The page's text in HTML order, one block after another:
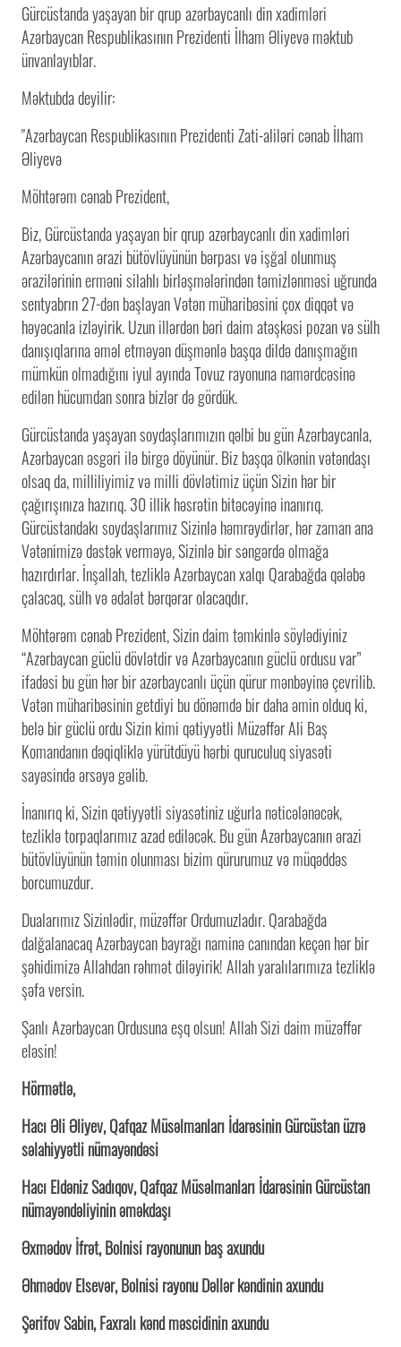
Gürcüstanda yaşayan bir qrup azərbaycanlı din xadimləri
Azərbaycan Respublikasının Prezidenti İlham Əliyevə məktub
ünvanlayıblar.
Məktubda deyilir:
"Azərbaycan Respublikasının Prezidenti Zati-aliləri cənab İlham
Əliyevə
Möhtərəm cənab Prezident,
Biz, Gürcüstanda yaşayan bir qrup azərbaycanlı din xadimləri
Azərbaycanın ərazi bütövlüyünün bərpası və işğal olunmuş
ərazilərinin erməni silahlı birləşmələrindən təmizlənməsi uğrunda
sentyabrın 27-dən başlayan Vətən müharibəsini çox diqqət və
həyəcanla izləyirik. Uzun illərdən bəri daim atəşkəsi pozan və sülh
danışıqlarına əməl etməyən düşmənlə başqa dildə danışmağın
mümkün olmadığını iyul ayında Tovuz rayonuna namərdcəsinə
edilən hücumdan sonra bizlər də gördük.
Gürcüstanda yaşayan soydaşlarımızın qəlbi bu gün Azərbaycanla,
Azərbaycan əsgəri ilə birgə döyünür. Biz başqa ölkənin vətəndaşı
olsaq da, milliliyimiz və milli dövlətimiz üçün Sizin hər bir
çağırışınıza hazırıq. 30 illik həsrətin bitəcəyinə inanırıq.
Gürcüstandakı soydaşlarımız Sizinlə həmrəydirlər, hər zaman ana
Vətənimizə dəstək verməyə, Sizinlə bir səngərdə olmağa
hazırdırlar. İnşallah, tezliklə Azərbaycan xalqı Qarabağda qələbə
çalacaq, sülh və ədalət bərqərar olacaqdır.
Möhtərəm cənab Prezident, Sizin daim təmkinlə söylədiyiniz
“Azərbaycan güclü dövlətdir və Azərbaycanın güclü ordusu var”
ifadəsi bu gün hər bir azərbaycanlı üçün qürur mənbəyinə çevrilib.
Vətən müharibəsinin getdiyi bu dönəmdə bir daha əmin olduq ki,
belə bir güclü ordu Sizin kimi qətiyyətli Müzəffər Ali Baş
Komandanın dəqiqliklə yürütdüyü hərbi quruculuq siyasəti
sayəsində ərsəyə gəlib.
İnanırıq ki, Sizin qətiyyətli siyasətiniz uğurla nəticələnəcək,
tezliklə torpaqlarımız azad ediləcək. Bu gün Azərbaycanın ərazi
bütövlüyünün təmin olunması bizim qürurumuz və müqəddəs
borcumuzdur.
Dualarımız Sizinlədir, müzəffər Ordumuzladır. Qarabağda
dalğalanacaq Azərbaycan bayrağı naminə canından keçən hər bir
şəhidimizə Allahdan rəhmət diləyirik! Allah yaralılarımıza tezliklə
şəfa versin.
Şanlı Azərbaycan Ordusuna eşq olsun! Allah Sizi daim müzəffər
eləsin!
Hörmətlə,
Hacı Əli Əliyev, Qafqaz Müsəlmanları İdarəsinin Gürcüstan üzrə
səlahiyyətli nümayəndəsi
Hacı Eldəniz Sadıqov, Qafqaz Müsəlmanları İdarəsinin Gürcüstan
nümayəndəliyinin əməkdaşı
Əxmədov İfrət, Bolnisi rayonunun baş axundu
Əhmədov Elsevər, Bolnisi rayonu Dəllər kəndinin axundu
Şərifov Sabin, Faxralı kənd məscidinin axundu